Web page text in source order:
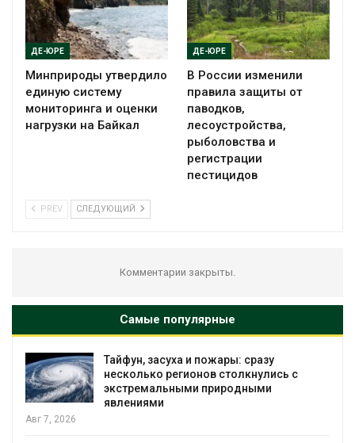
ДЕ-ЮРЕ
Минприроды утвердило
единую систему
мониторинга и оценки
нагрузки на Байкал
ДЕ-ЮРЕ
В России изменили
правила защиты от
паводков,
лесоустройства,
рыболовства и
регистрации
пестицидов
PREV СЛЕДУЮЩИЙ
Комментарии закрыты.
Самые популярные
Тайфун, засуха и пожары: сразу
несколько регионов столкнулись с
экстремальными природными
явлениями
Авг 7, 2026